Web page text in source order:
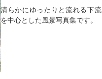
清らかにゆったりと流れる下流
を中心とした風景写真集です。